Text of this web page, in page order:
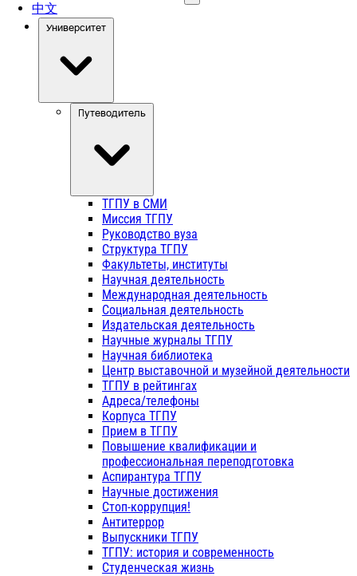
中文
Университет
Путеводитель
ТГПУ в СМИ
Миссия ТГПУ
Руководство вуза
Структура ТГПУ
Факультеты, институты
Научная деятельность
Международная деятельность
Социальная деятельность
Издательская деятельность
Научные журналы ТГПУ
Научная библиотека
Центр выставочной и музейной деятельности
ТГПУ в рейтингах
Адреса/телефоны
Корпуса ТГПУ
Прием в ТГПУ
Повышение квалификации и
профессиональная переподготовка
Аспирантура ТГПУ
Научные достижения
Стоп-коррупция!
Антитеррор
Выпускники ТГПУ
ТГПУ: история и современность
Студенческая жизнь